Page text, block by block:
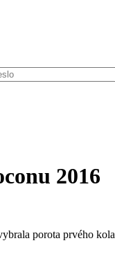
2016
porota prvého